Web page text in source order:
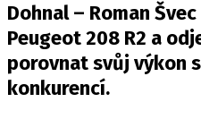
Z
Dohnal – Roman
Peugeot 208 R2 a
porovnat svůj výkon
konkurencí.